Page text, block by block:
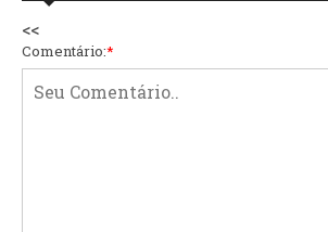
<<
Comentário:*